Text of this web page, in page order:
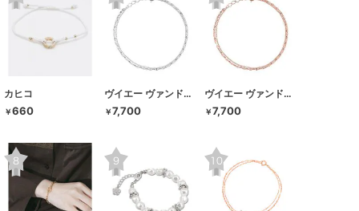
カヒコ
￥660
ヴイエー ヴァンドーム青山
￥7,700
ヴイエー ヴァンドーム青山
￥7,700